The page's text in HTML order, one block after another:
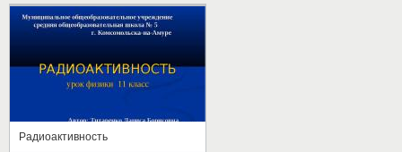
Радиоактивность